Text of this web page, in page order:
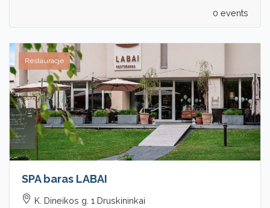
0 events
Restauracje
SPA baras LABAI
K. Dineikos g. 1 Druskininkai